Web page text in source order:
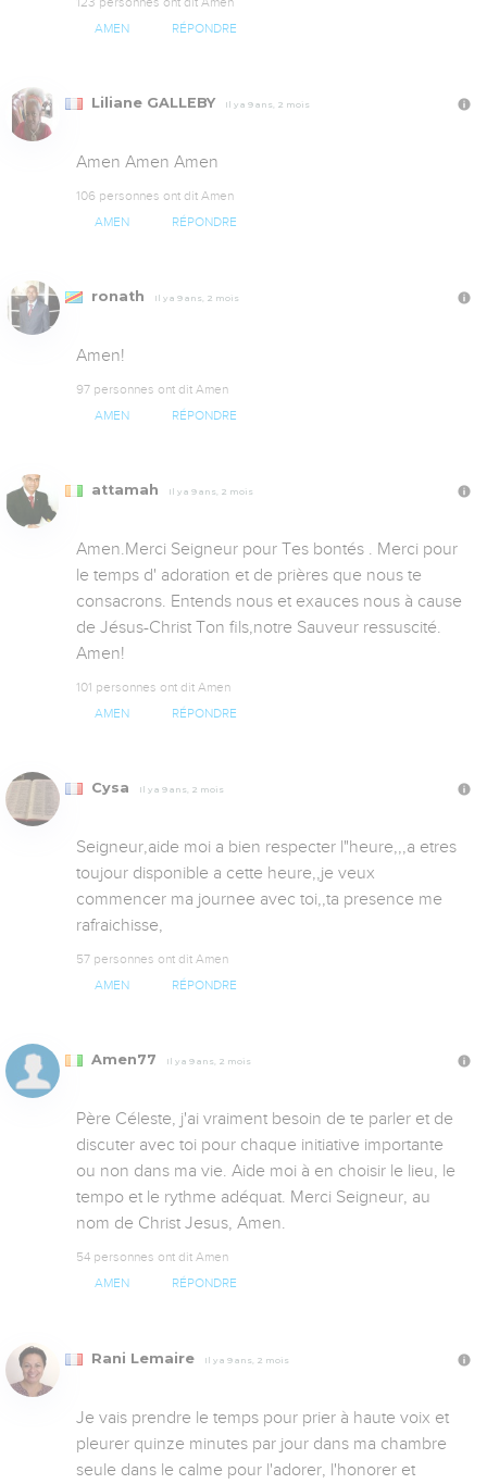
AMEN RÉPONDRE
Liliane GALLEBY Il y a 9 ans, 2 mois
Amen Amen Amen
106 personnes ont dit Amen
AMEN RÉPONDRE
ronath Il y a 9 ans, 2 mois
Amen!
97 personnes ont dit Amen
AMEN RÉPONDRE
attamah Il y a 9 ans, 2 mois
Amen.Merci Seigneur pour Tes bontés . Merci pour
le temps d' adoration et de prières que nous te
consacrons. Entends nous et exauces nous à cause
de Jésus-Christ Ton fils,notre Sauveur ressuscité.
Amen!
101 personnes ont dit Amen
AMEN RÉPONDRE
Cysa Il y a 9 ans, 2 mois
Seigneur,aide moi a bien respecter l"heure,,,a etres
toujour disponible a cette heure,,je veux
commencer ma journee avec toi,,ta presence me
rafraichisse,
57 personnes ont dit Amen
AMEN RÉPONDRE
Amen77 Il y a 9 ans, 2 mois
Père Céleste, j'ai vraiment besoin de te parler et de
discuter avec toi pour chaque initiative importante
ou non dans ma vie. Aide moi à en choisir le lieu, le
tempo et le rythme adéquat. Merci Seigneur, au
nom de Christ Jesus, Amen.
54 personnes ont dit Amen
AMEN RÉPONDRE
Rani Lemaire Il y a 9 ans, 2 mois
Je vais prendre le temps pour prier à haute voix et
pleurer quinze minutes par jour dans ma chambre
seule dans le calme pour l'adorer, l'honorer et